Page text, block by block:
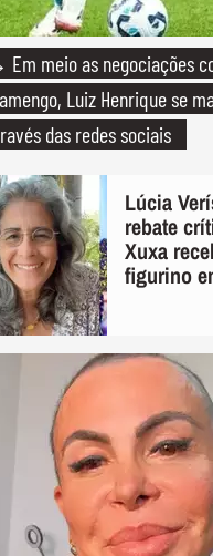
meio as negociações
Luiz Henrique se
das redes sociais
Lúcia
rebate
Xuxa
figurino